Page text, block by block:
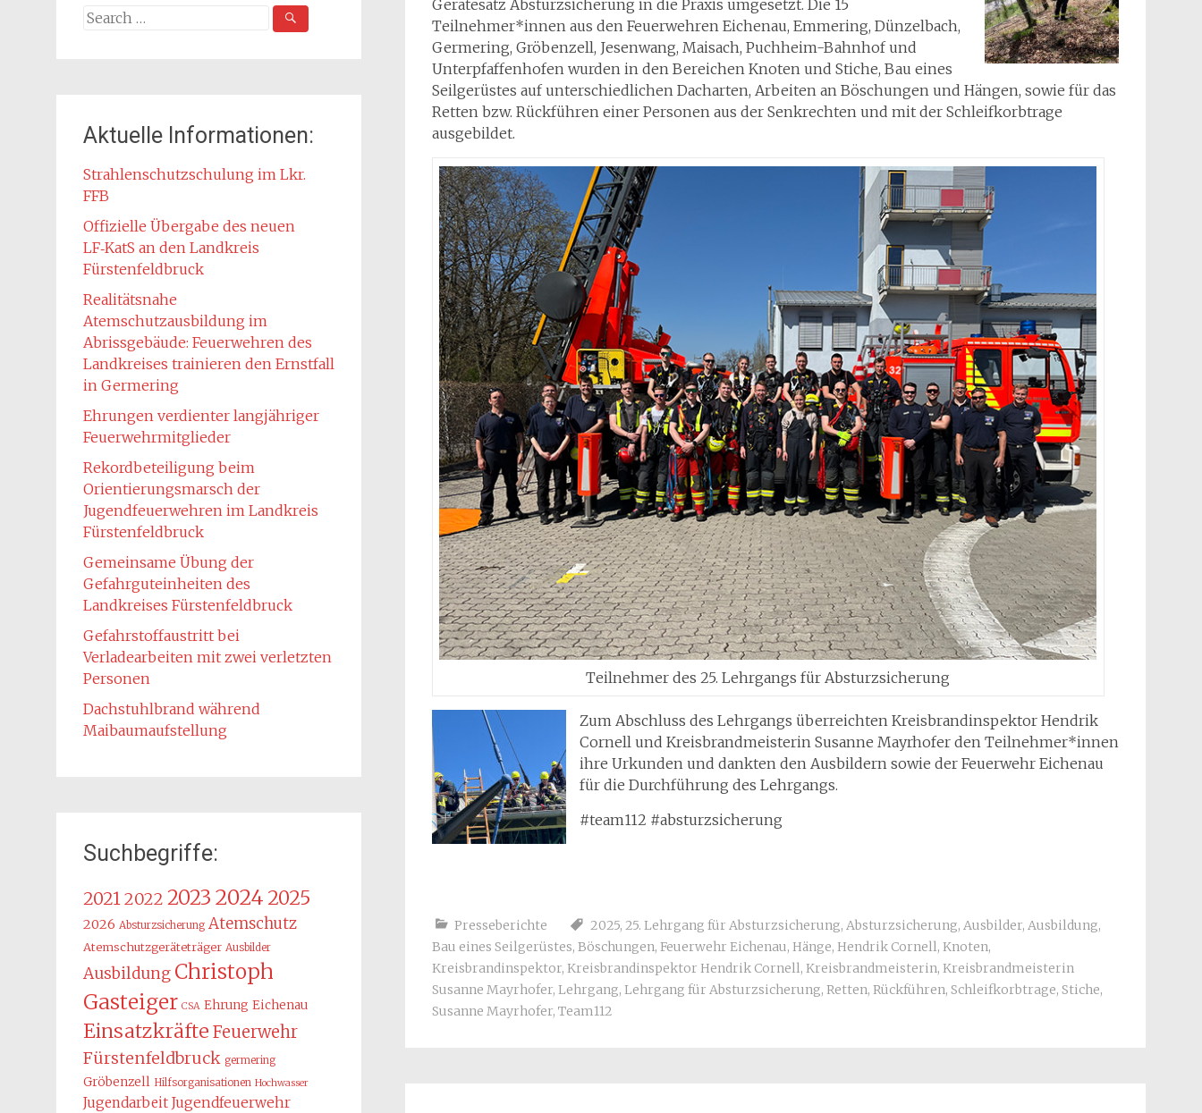
Gerätesatz Absturzsicherung in die Praxis umgesetzt. Die 15
Teilnehmer*innen aus den Feuerwehren Eichenau, Emmering, Dünzelbach,
Germering, Gröbenzell, Jesenwang, Maisach, Puchheim-Bahnhof und
Unterpfaffenhofen wurden in den Bereichen Knoten und Stiche, Bau eines
Seilgerüstes auf unterschiedlichen Dacharten, Arbeiten an Böschungen und Hängen, sowie für das
Retten bzw. Rückführen einer Personen aus der Senkrechten und mit der Schleifkorbtrage
ausgebildet.
Teilnehmer des 25. Lehrgangs für Absturzsicherung
Zum Abschluss des Lehrgangs überreichten Kreisbrandinspektor Hendrik
Cornell und Kreisbrandmeisterin Susanne Mayrhofer den Teilnehmer*innen
ihre Urkunden und dankten den Ausbildern sowie der Feuerwehr Eichenau
für die Durchführung des Lehrgangs.
#team112 #absturzsicherung
Presseberichte 2025, 25. Lehrgang für Absturzsicherung, Absturzsicherung, Ausbilder, Ausbildung,
Bau eines Seilgerüstes, Böschungen, Feuerwehr Eichenau, Hänge, Hendrik Cornell, Knoten,
Kreisbrandinspektor, Kreisbrandinspektor Hendrik Cornell, Kreisbrandmeisterin, Kreisbrandmeisterin
Susanne Mayrhofer, Lehrgang, Lehrgang für Absturzsicherung, Retten, Rückführen, Schleifkorbtrage, Stiche,
Susanne Mayrhofer, Team112
Search
Aktuelle Informationen:
Strahlenschutzschulung im Lkr.
FFB
Offizielle Übergabe des neuen
LF‑KatS an den Landkreis
Fürstenfeldbruck
Realitätsnahe
Atemschutzausbildung im
Abrissgebäude: Feuerwehren des
Landkreises trainieren den Ernstfall
in Germering
Ehrungen verdienter langjähriger
Feuerwehrmitglieder
Rekordbeteiligung beim
Orientierungsmarsch der
Jugendfeuerwehren im Landkreis
Fürstenfeldbruck
Gemeinsame Übung der
Gefahrguteinheiten des
Landkreises Fürstenfeldbruck
Gefahrstoffaustritt bei
Verladearbeiten mit zwei verletzten
Personen
Dachstuhlbrand während
Maibaumaufstellung
Suchbegriffe:
20212022 2023 2024 2025
2026 Absturzsicherung Atemschutz
Atemschutzgeräteträger Ausbilder
Ausbildung Christoph
Gasteiger CSA Ehrung Eichenau
Einsatzkräfte Feuerwehr
Fürstenfeldbruck germering
Gröbenzell Hilfsorganisationen Hochwasser
Jugendarbeit Jugendfeuerwehr